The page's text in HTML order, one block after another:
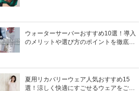
ウォーターサーバーおすすめ10選！導入
のメリットや選び方のポイントを徹底解
夏用リカバリーウェア人気おすすめ15
選！涼しく快適にすごせるウェアをご紹